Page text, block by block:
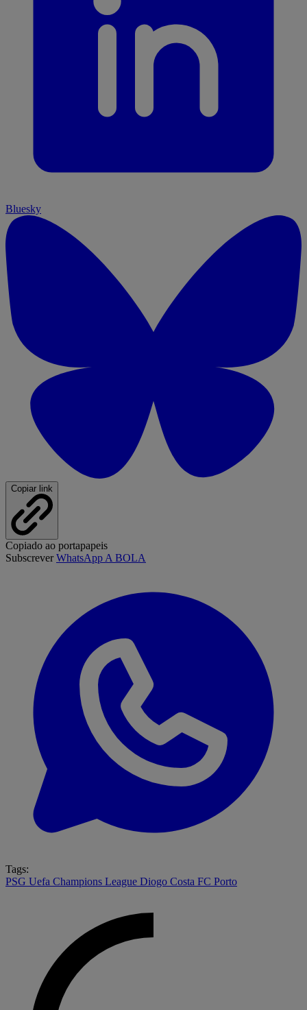
Bluesky
Copiar link
Copiado ao portapapeis
SubscreverWhatsApp A BOLA
Tags:
PSG Uefa Champions League Diogo Costa FC Porto